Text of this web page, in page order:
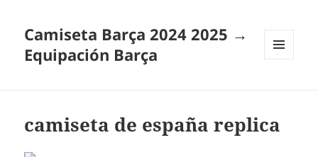
Camiseta Barça 2024 2025 →
Equipación Barça
camiseta de españa replica